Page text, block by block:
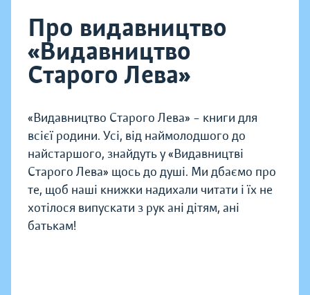
Про видавництво
«Видавництво
Старого Лева»
«Видавництво Старого Лева» – книги для
всієї родини. Усі, від наймолодшого до
найстаршого, знайдуть у «Видавництві
Старого Лева» щось до душі. Ми дбаємо про
те, щоб наші книжки надихали читати і їх не
хотілося випускати з рук ані дітям, ані
батькам!